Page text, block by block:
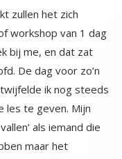
zullen het zich
van 1 dag
me, en dat zat
dag voor zo’n
ik nog steeds
te geven. Mijn
als iemand die
maar het
al ouder dan